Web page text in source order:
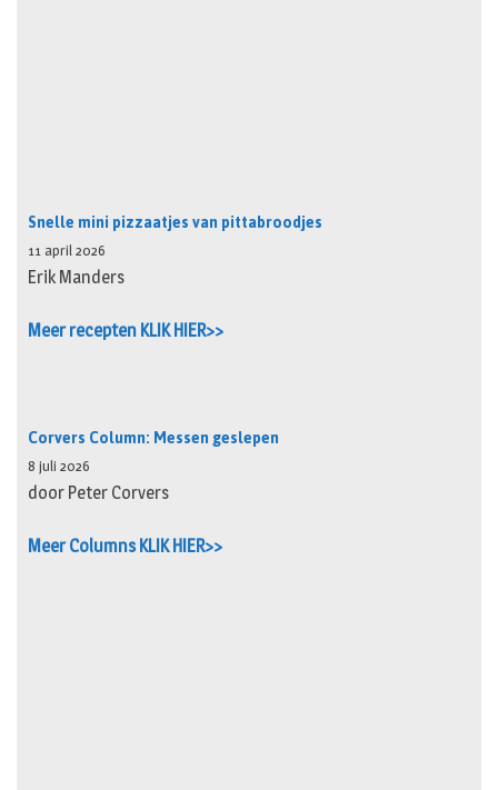
Snelle mini pizzaatjes van pittabroodjes
11 april 2026
Erik Manders
Meer recepten KLIK HIER>>
Corvers Column: Messen geslepen
8 juli 2026
door Peter Corvers
Meer Columns KLIK HIER>>